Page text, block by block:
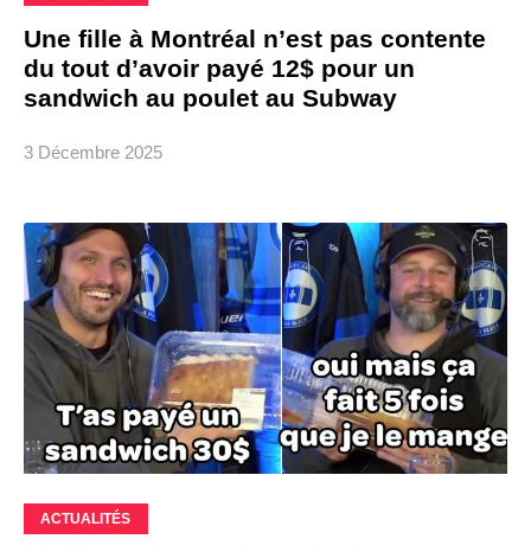
Une fille à Montréal n’est pas contente
du tout d’avoir payé 12$ pour un
sandwich au poulet au Subway
3 Décembre 2025
ACTUALITÉS